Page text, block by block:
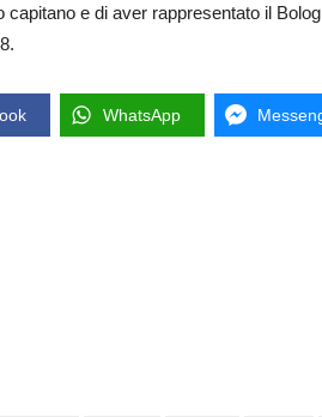
capitano e di aver rappresentato il
WhatsApp